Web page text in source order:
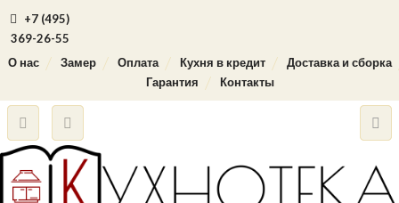
+7 (495)
369-26-55
О нас
Замер Оплата Кухня в кредит
Доставка и сборка
Гарантия
Контакты